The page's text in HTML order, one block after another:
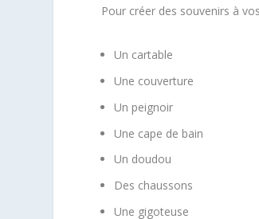
Pour créer des souvenirs à
Un cartable
Une couverture
Un peignoir
Une cape de bain
Un doudou
Des chaussons
Une gigoteuse